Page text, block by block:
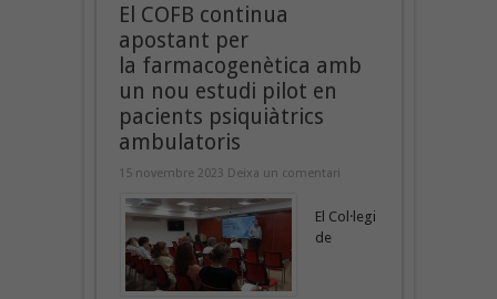
El COFB continua
apostant per
la farmacogenètica amb
un nou estudi pilot en
pacients psiquiàtrics
ambulatoris
15 novembre 2023 Deixa un comentari
El Col·legi
de